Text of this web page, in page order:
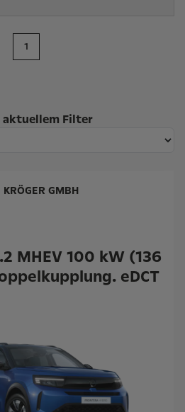
1
aktuellem Filter
MHEV 100 kW (136
eDCT
GMBH